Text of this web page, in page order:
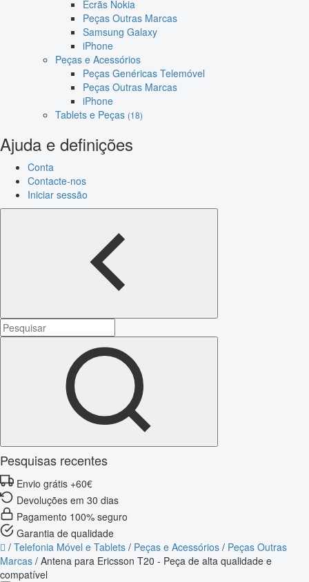
Ecrãs Nokia
Peças Outras Marcas
Samsung Galaxy
iPhone
Peças e Acessórios
Peças Genéricas Telemóvel
Peças Outras Marcas
iPhone
Tablets e Peças (18)
Ajuda e definições
Conta
Contacte-nos
Iniciar sessão
Pesquisas recentes
Envio grátis +60€
Devoluções em 30 dias
Pagamento 100% seguro
Garantia de qualidade
/ Telefonia Móvel e Tablets / Peças e Acessórios / Peças Outras
Marcas / Antena para Ericsson T20 - Peça de alta qualidade e
compatível